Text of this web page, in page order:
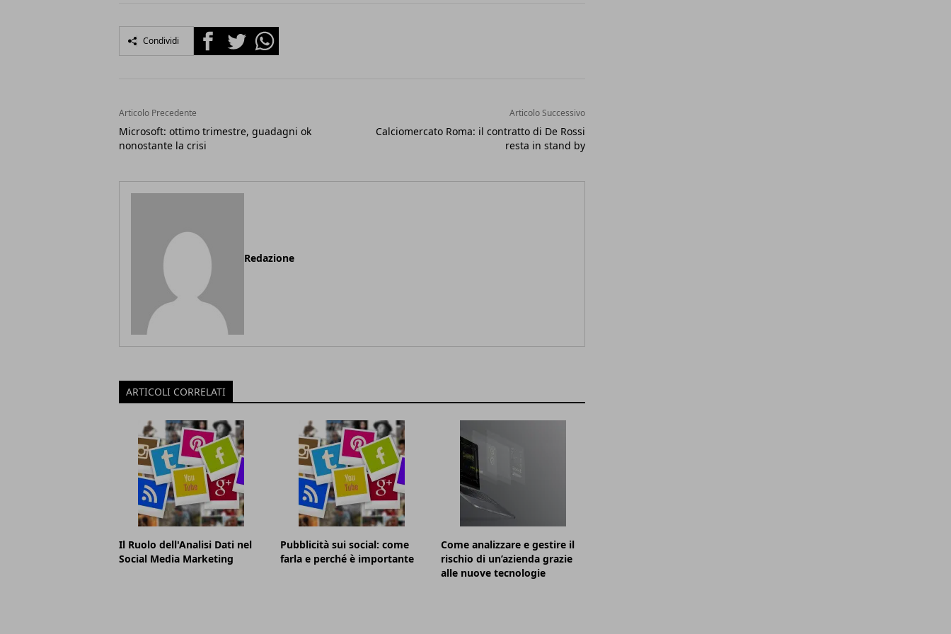
Condividi FacebookTwitterWhatsapp
Articolo Precedente
Microsoft: ottimo trimestre, guadagni ok
nonostante la crisi
Articolo Successivo
Calciomercato Roma: il contratto di De Rossi
resta in stand by
Redazione
ARTICOLI CORRELATI
Il Ruolo dell'Analisi Dati nel
Social Media Marketing
Pubblicità sui social: come
farla e perché è importante
Come analizzare e gestire il
rischio di un’azienda grazie
alle nuove tecnologie